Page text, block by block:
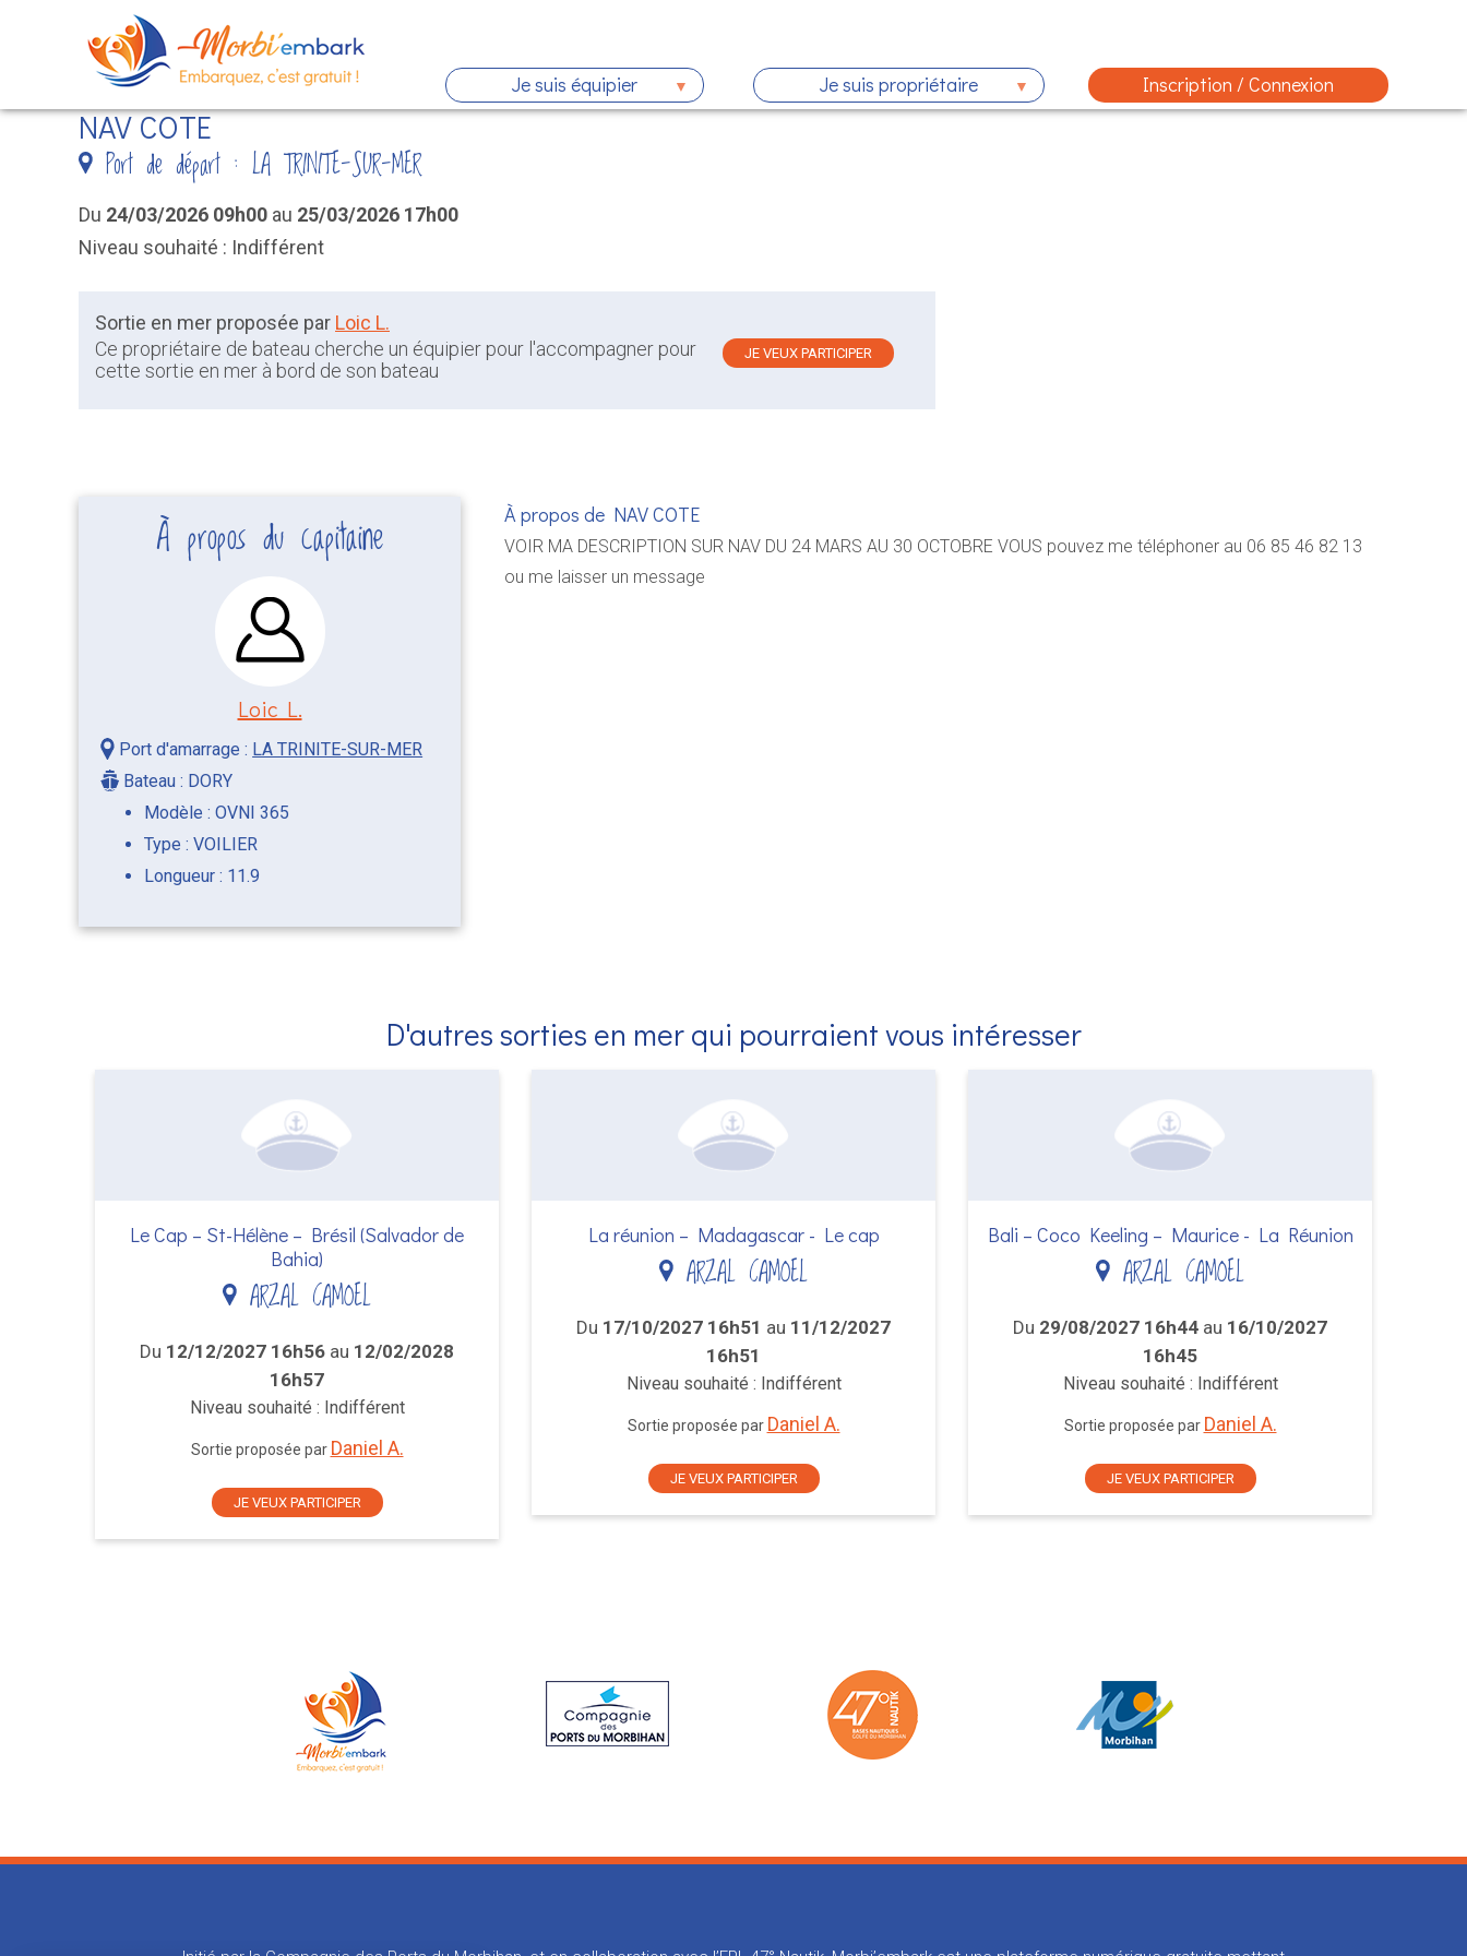
Je suis équipier Je suis propriétaire Inscription / Connexion
NAV COTE
Port de départ : LA TRINITE-SUR-MER
Du 24/03/2026 09h00 au 25/03/2026 17h00
Niveau souhaité : Indifférent
Sortie en mer proposée par Loic L.
Ce propriétaire de bateau cherche un équipier pour l'accompagner pour
cette sortie en mer à bord de son bateau
JE VEUX PARTICIPER
À propos du capitaine
Loic L.
Port d'amarrage : LA TRINITE-SUR-MER
Bateau : DORY
Modèle : OVNI 365
Type : VOILIER
Longueur : 11.9
À propos de NAV COTE
VOIR MA DESCRIPTION SUR NAV DU 24 MARS AU 30 OCTOBRE VOUS pouvez me téléphoner au 06 85 46 82 13
ou me laisser un message
D'autres sorties en mer qui pourraient vous intéresser
Le Cap – St-Hélène – Brésil (Salvador de
Bahia)
ARZAL CAMOEL
Du 12/12/2027 16h56 au 12/02/2028
16h57
Niveau souhaité : Indifférent
Sortie proposée par Daniel A.
JE VEUX PARTICIPER
La réunion – Madagascar - Le cap
ARZAL CAMOEL
Du 17/10/2027 16h51 au 11/12/2027
16h51
Niveau souhaité : Indifférent
Sortie proposée par Daniel A.
JE VEUX PARTICIPER
Bali – Coco Keeling – Maurice - La Réunion
ARZAL CAMOEL
Du 29/08/2027 16h44 au 16/10/2027
16h45
Niveau souhaité : Indifférent
Sortie proposée par Daniel A.
JE VEUX PARTICIPER
Panneau de gestion des cookies